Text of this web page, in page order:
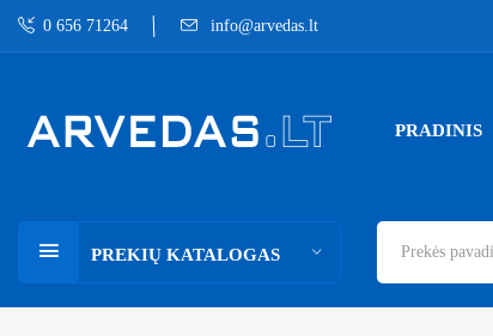
0 656 71264 info@arvedas.lt
PRADINIS
PREKIŲ KATALOGAS